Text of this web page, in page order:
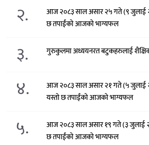
२.
आज २०८३ साल असार २५ गते (९ जुलाई
छ तपाईंको आजको भाग्यफल
३. गुरुकुलमा अध्ययनरत बटुकहरुलाई शैक्षिक
४.
आज २०८३ साल असार २१ गते (५ जुलाई
यस्तो छ तपाईंको आजको भाग्यफल
५.
आज २०८३ साल असार १९ गते (३ जुलाई
छ तपाईंको आजको भाग्यफल